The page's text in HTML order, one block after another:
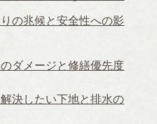
の兆候と安全性への影
ダメージと修繕優先度
決したい下地と排水の